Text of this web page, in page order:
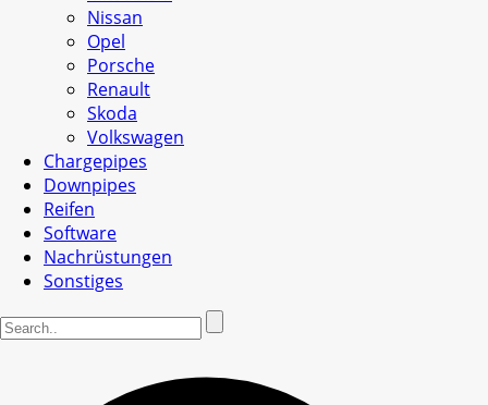
Nissan
Opel
Porsche
Renault
Skoda
Volkswagen
Chargepipes
Downpipes
Reifen
Software
Nachrüstungen
Sonstiges